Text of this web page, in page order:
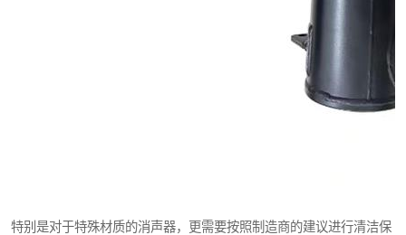
特别是对于特殊材质的消声器，更需要按照制造商的建议进行清洁保